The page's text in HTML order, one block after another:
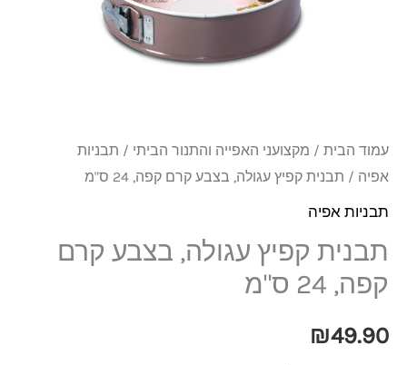
עמוד הבית / מקצועני האפייה והתנור הביתי / תבניות
אפיה / תבנית קפיץ עגולה, בצבע קרם קפה, 24 ס"מ
תבניות אפיה
תבנית קפיץ עגולה, בצבע קרם
קפה, 24 ס"מ
₪49.90